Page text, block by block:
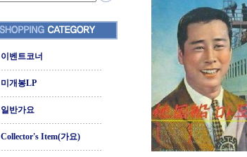
이벤트코너
미개봉LP
일반가요
Collector's Item(가요)